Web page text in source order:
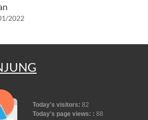
2022
Today's visitors: 82
Today's page views: : 88